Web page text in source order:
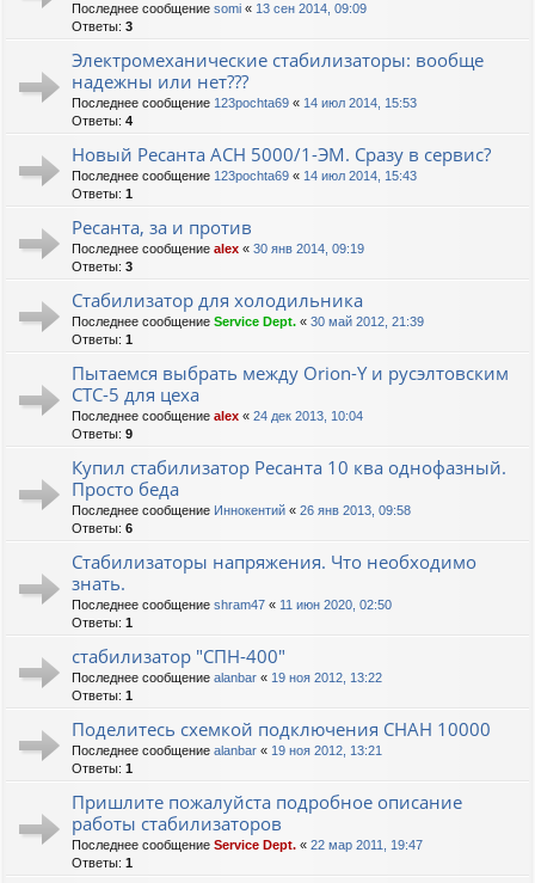
Последнее сообщение somi « 13 сен 2014, 09:09
Ответы: 3
Электромеханические стабилизаторы: вообще
надежны или нет???
Последнее сообщение 123pochta69 « 14 июл 2014, 15:53
Ответы: 4
Новый Ресанта АСН 5000/1-ЭМ. Сразу в сервис?
Последнее сообщение 123pochta69 « 14 июл 2014, 15:43
Ответы: 1
Ресанта, за и против
Последнее сообщение alex « 30 янв 2014, 09:19
Ответы: 3
Стабилизатор для холодильника
Последнее сообщение Service Dept. « 30 май 2012, 21:39
Ответы: 1
Пытаемся выбрать между Orion-Y и русэлтовским
СТС-5 для цеха
Последнее сообщение alex « 24 дек 2013, 10:04
Ответы: 9
Купил стабилизатор Ресанта 10 ква однофазный.
Просто беда
Последнее сообщение Иннокентий « 26 янв 2013, 09:58
Ответы: 6
Стабилизаторы напряжения. Что необходимо
знать.
Последнее сообщение shram47 « 11 июн 2020, 02:50
Ответы: 1
стабилизатор "СПН-400"
Последнее сообщение alanbar « 19 ноя 2012, 13:22
Ответы: 1
Поделитесь схемкой подключения СНАН 10000
Последнее сообщение alanbar « 19 ноя 2012, 13:21
Ответы: 1
Пришлите пожалуйста подробное описание
работы стабилизаторов
Последнее сообщение Service Dept. « 22 мар 2011, 19:47
Ответы: 1